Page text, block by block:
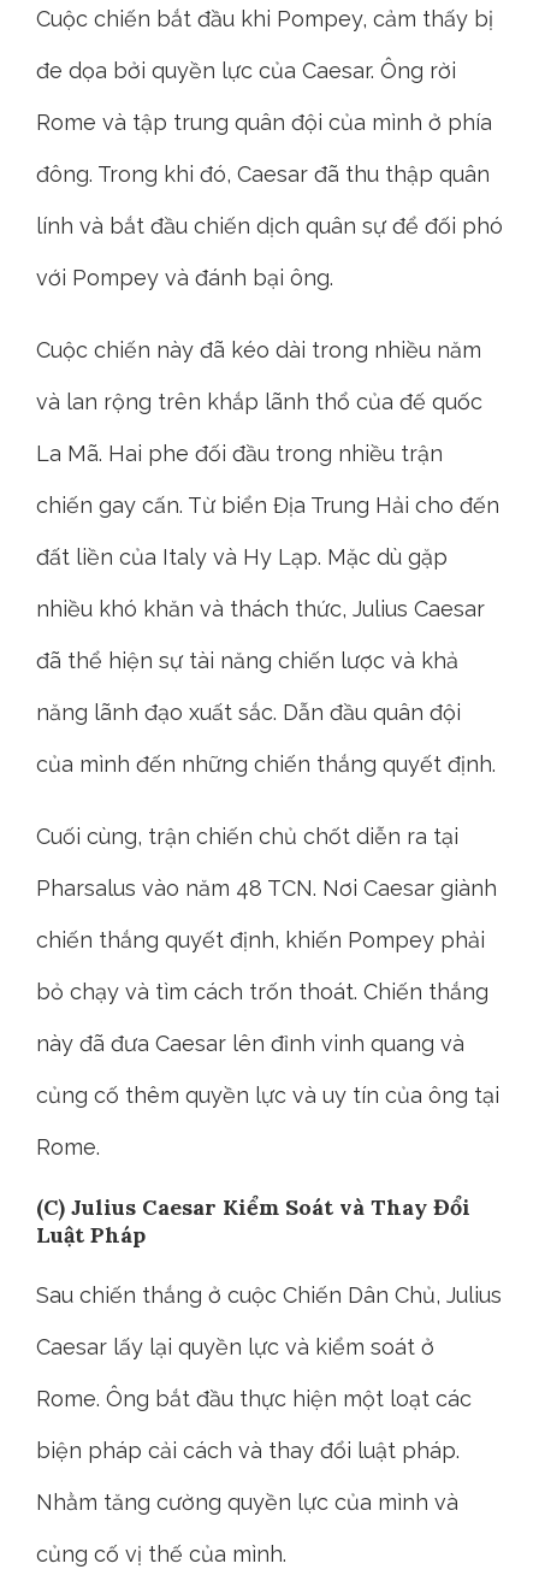
Cuộc chiến bắt đầu khi Pompey, cảm thấy bị
đe dọa bởi quyền lực của Caesar. Ông rời
Rome và tập trung quân đội của mình ở phía
đông. Trong khi đó, Caesar đã thu thập quân
lính và bắt đầu chiến dịch quân sự để đối phó
với Pompey và đánh bại ông.
Cuộc chiến này đã kéo dài trong nhiều năm
và lan rộng trên khắp lãnh thổ của đế quốc
La Mã. Hai phe đối đầu trong nhiều trận
chiến gay cấn. Từ biển Địa Trung Hải cho đến
đất liền của Italy và Hy Lạp. Mặc dù gặp
nhiều khó khăn và thách thức, Julius Caesar
đã thể hiện sự tài năng chiến lược và khả
năng lãnh đạo xuất sắc. Dẫn đầu quân đội
của mình đến những chiến thắng quyết định.
Cuối cùng, trận chiến chủ chốt diễn ra tại
Pharsalus vào năm 48 TCN. Nơi Caesar giành
chiến thắng quyết định, khiến Pompey phải
bỏ chạy và tìm cách trốn thoát. Chiến thắng
này đã đưa Caesar lên đỉnh vinh quang và
củng cố thêm quyền lực và uy tín của ông tại
Rome.
(C) Julius Caesar Kiểm Soát và Thay Đổi
Luật Pháp
Sau chiến thắng ở cuộc Chiến Dân Chủ, Julius
Caesar lấy lại quyền lực và kiểm soát ở
Rome. Ông bắt đầu thực hiện một loạt các
biện pháp cải cách và thay đổi luật pháp.
Nhằm tăng cường quyền lực của mình và
củng cố vị thế của mình.